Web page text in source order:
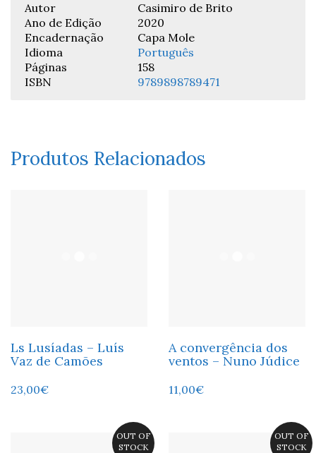
Autor
Casimiro de Brito
Ano de Edição
2020
Encadernação
Capa Mole
Idioma
Português
Páginas
158
ISBN
9789898789471
Produtos Relacionados
Ls Lusíadas – Luís
Vaz de Camões
23,00€
A convergência dos
ventos – Nuno Júdice
11,00€
OUT OF
STOCK
OUT OF
STOCK